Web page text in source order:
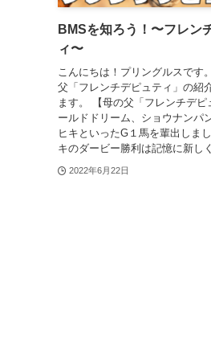
BMSを知ろう！〜フレン
ィ〜
こんにちは！プリングルスです
父「フレンチデピュティ」の紹
ます。 【母の父「フレンチデ
ールドドリーム、ショウナンパ
ヒキといったG１馬を輩出しま
キのダービー勝利は記憶に新し
2022年6月22日